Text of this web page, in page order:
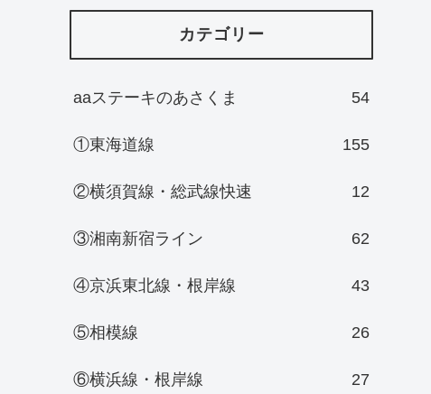
カテゴリー
aaステーキのあさくま 54
①東海道線 155
②横須賀線・総武線快速 12
③湘南新宿ライン 62
④京浜東北線・根岸線 43
⑤相模線 26
⑥横浜線・根岸線 27